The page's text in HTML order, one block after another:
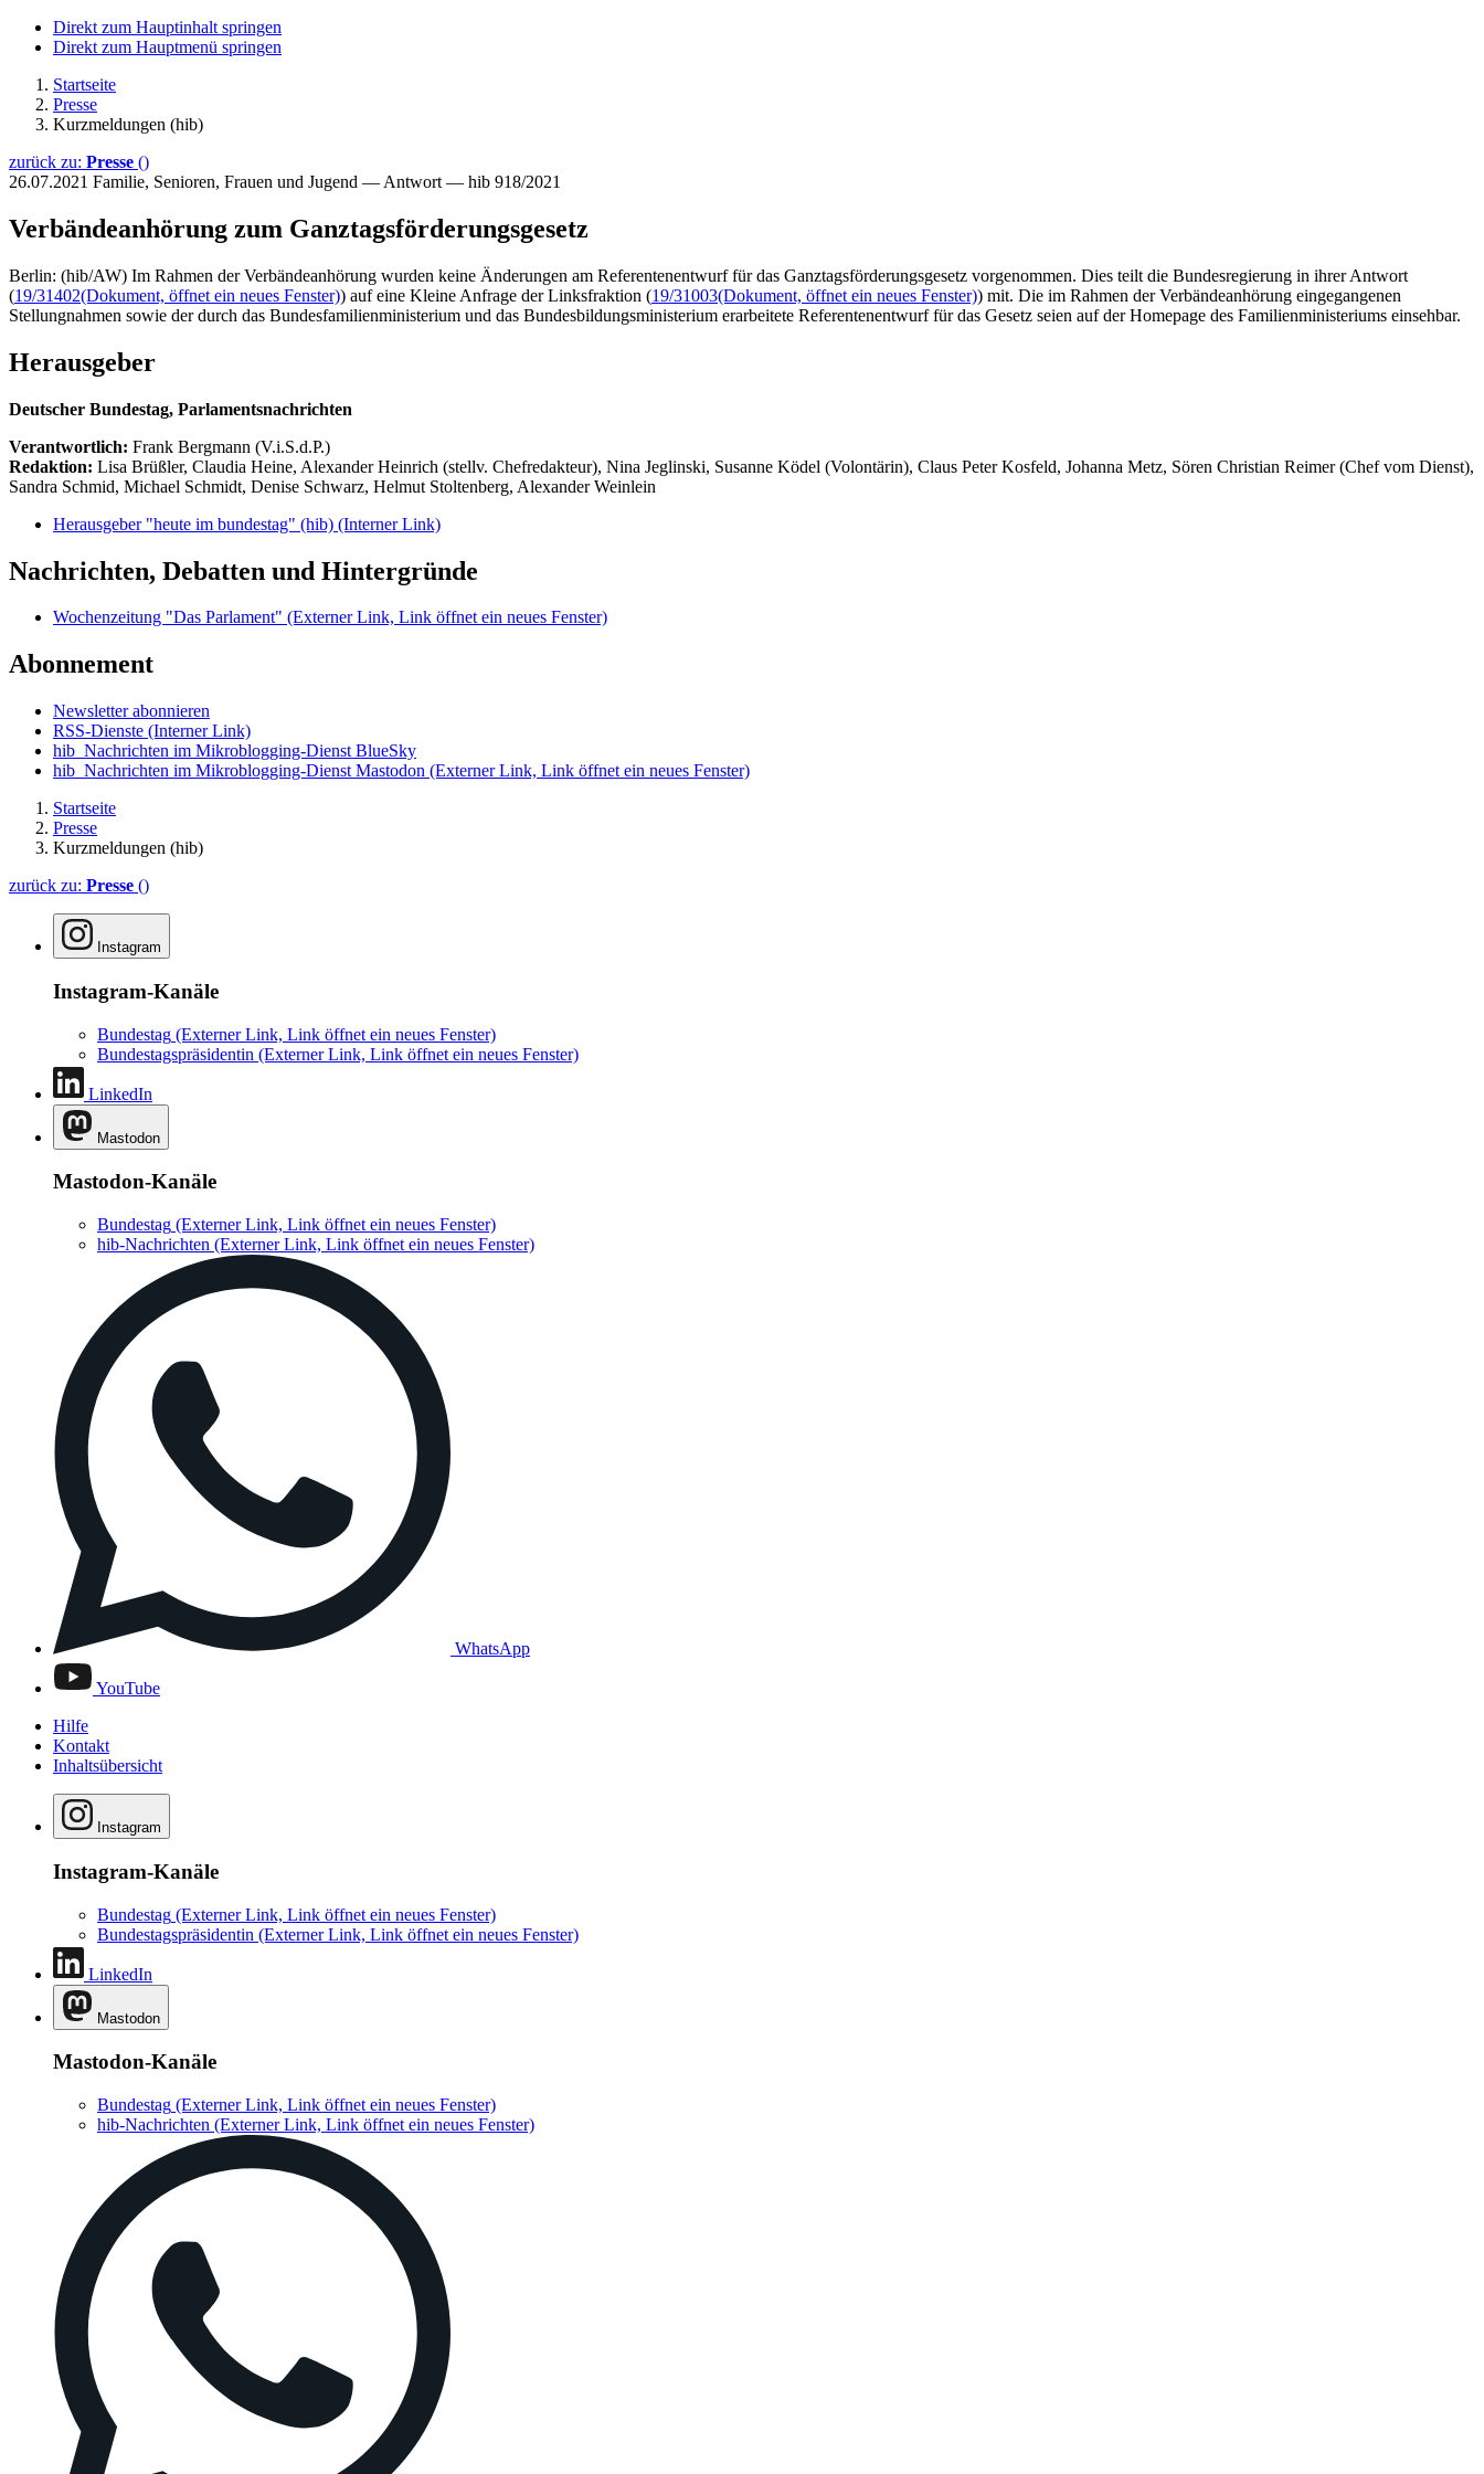
Direkt zum Hauptinhalt springen
Direkt zum Hauptmenü springen
Startseite
Presse
Kurzmeldungen (hib)
zurück zu: Presse ()
26.07.2021 Familie, Senioren, Frauen und Jugend — Antwort — hib 918/2021
Verbändeanhörung zum Ganztagsförderungsgesetz
Berlin: (hib/AW) Im Rahmen der Verbändeanhörung wurden keine Änderungen am Referentenentwurf für das Ganztagsförderungsgesetz vorgenommen. Dies teilt die Bundesregierung in ihrer Antwort
(19/31402(Dokument, öffnet ein neues Fenster)) auf eine Kleine Anfrage der Linksfraktion (19/31003(Dokument, öffnet ein neues Fenster)) mit. Die im Rahmen der Verbändeanhörung eingegangenen
Stellungnahmen sowie der durch das Bundesfamilienministerium und das Bundesbildungsministerium erarbeitete Referentenentwurf für das Gesetz seien auf der Homepage des Familienministeriums einsehbar.
Herausgeber
Deutscher Bundestag, Parlamentsnachrichten
Verantwortlich: Frank Bergmann (V.i.S.d.P.)
Redaktion: Lisa Brüßler, Claudia Heine, Alexander Heinrich (stellv. Chefredakteur), Nina Jeglinski, Susanne Ködel (Volontärin), Claus Peter Kosfeld, Johanna Metz, Sören Christian Reimer (Chef vom Dienst),
Sandra Schmid, Michael Schmidt, Denise Schwarz, Helmut Stoltenberg, Alexander Weinlein
Herausgeber "heute im bundestag" (hib) (Interner Link)
Nachrichten, Debatten und Hintergründe
Wochenzeitung "Das Parlament" (Externer Link, Link öffnet ein neues Fenster)
Abonnement
Newsletter abonnieren
RSS-Dienste (Interner Link)
hib_Nachrichten im Mikroblogging-Dienst BlueSky
hib_Nachrichten im Mikroblogging-Dienst Mastodon (Externer Link, Link öffnet ein neues Fenster)
Startseite
Presse
Kurzmeldungen (hib)
zurück zu: Presse ()
Instagram
Instagram-Kanäle
Bundestag (Externer Link, Link öffnet ein neues Fenster)
Bundestagspräsidentin (Externer Link, Link öffnet ein neues Fenster)
LinkedIn
Mastodon
Mastodon-Kanäle
Bundestag (Externer Link, Link öffnet ein neues Fenster)
hib-Nachrichten (Externer Link, Link öffnet ein neues Fenster)
WhatsApp
YouTube
Hilfe
Kontakt
Inhaltsübersicht
Instagram
Instagram-Kanäle
Bundestag (Externer Link, Link öffnet ein neues Fenster)
Bundestagspräsidentin (Externer Link, Link öffnet ein neues Fenster)
LinkedIn
Mastodon
Mastodon-Kanäle
Bundestag (Externer Link, Link öffnet ein neues Fenster)
hib-Nachrichten (Externer Link, Link öffnet ein neues Fenster)